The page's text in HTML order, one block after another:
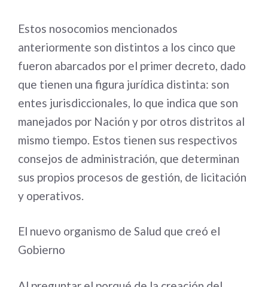
Estos nosocomios mencionados
anteriormente son distintos a los cinco que
fueron abarcados por el primer decreto, dado
que tienen una figura jurídica distinta: son
entes jurisdiccionales, lo que indica que son
manejados por Nación y por otros distritos al
mismo tiempo. Estos tienen sus respectivos
consejos de administración, que determinan
sus propios procesos de gestión, de licitación
y operativos.
El nuevo organismo de Salud que creó el
Gobierno